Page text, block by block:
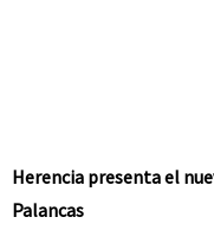
Herencia presenta el
Palancas